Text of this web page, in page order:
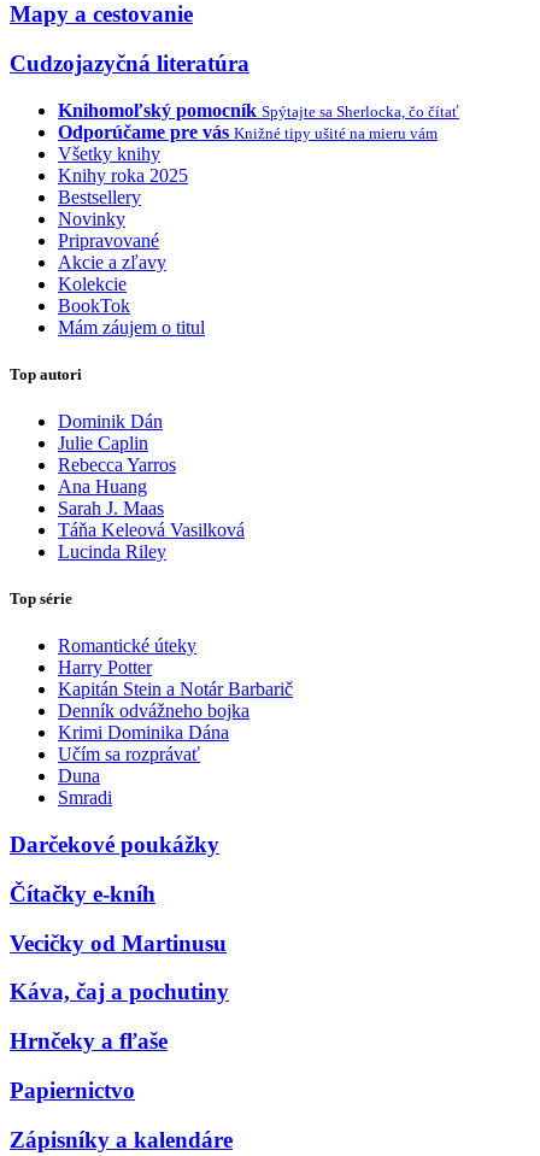
Mapy a cestovanie
Cudzojazyčná literatúra
Knihomoľský pomocník Spýtajte sa Sherlocka, čo čítať
Odporúčame pre vás Knižné tipy ušité na mieru vám
Všetky knihy
Knihy roka 2025
Bestsellery
Novinky
Pripravované
Akcie a zľavy
Kolekcie
BookTok
Mám záujem o titul
Top autori
Dominik Dán
Julie Caplin
Rebecca Yarros
Ana Huang
Sarah J. Maas
Táňa Keleová Vasilková
Lucinda Riley
Top série
Romantické úteky
Harry Potter
Kapitán Stein a Notár Barbarič
Denník odvážneho bojka
Krimi Dominika Dána
Učím sa rozprávať
Duna
Smradi
Darčekové poukážky
Čítačky e-kníh
Vecičky od Martinusu
Káva, čaj a pochutiny
Hrnčeky a fľaše
Papiernictvo
Zápisníky a kalendáre